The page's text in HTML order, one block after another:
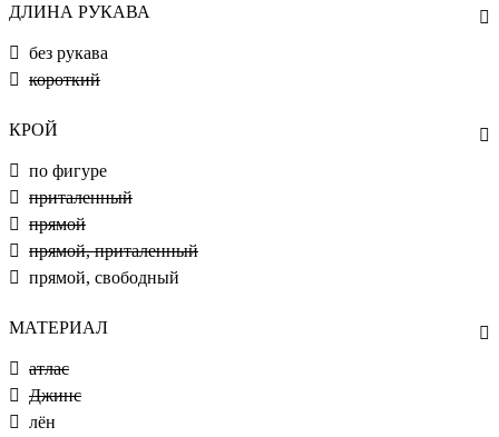
ДЛИНА РУКАВА
без рукава
короткий
КРОЙ
по фигуре
приталенный
прямой
прямой, приталенный
прямой, свободный
МАТЕРИАЛ
атлас
Джинс
лён